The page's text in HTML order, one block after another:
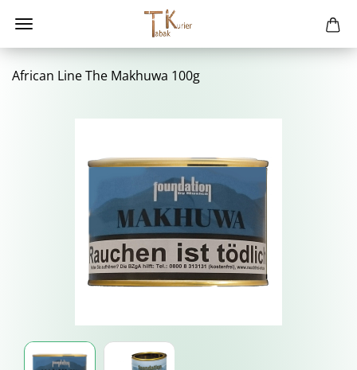
Af­ri­can Line The Mak­hu­wa 100g